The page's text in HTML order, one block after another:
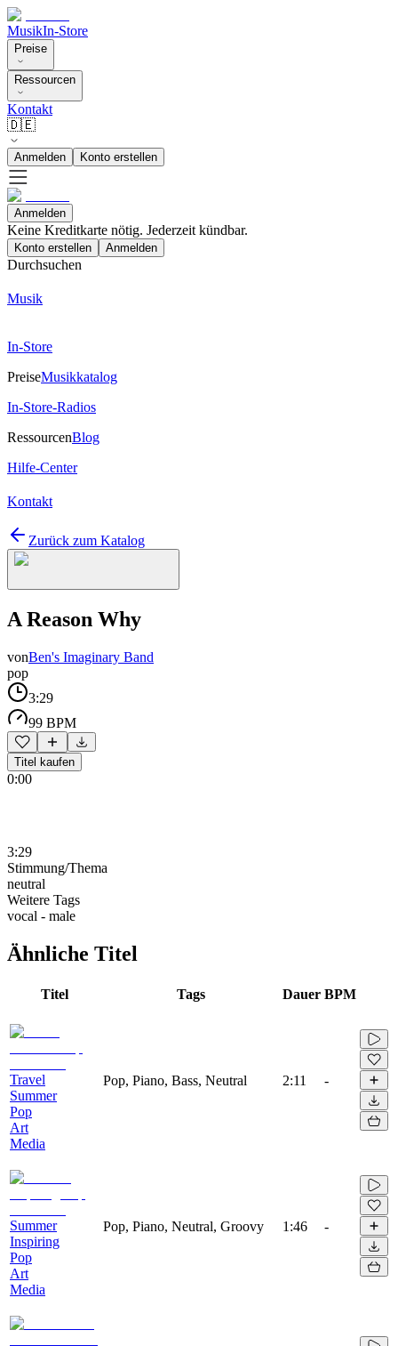
MusikIn-Store
Preise
Ressourcen
Kontakt
🇩🇪
Anmelden Konto erstellen
Anmelden
Keine Kreditkarte nötig. Jederzeit kündbar.
Konto erstellen Anmelden
Durchsuchen
Musik
In-Store
PreiseMusikkatalog
In-Store-Radios
RessourcenBlog
Hilfe-Center
Kontakt
Zurück zum Katalog
A Reason Why
vonBen's Imaginary Band
pop
3:29
99 BPM
Titel kaufen
0:00
3:29
Stimmung/Thema
neutral
Weitere Tags
vocal - male
Ähnliche Titel
Titel Tags Dauer BPM
Travel
Summer
Pop
Art
Media
Pop, Piano, Bass, Neutral 2:11 -
Summer
Inspiring
Pop
Art
Media
Pop, Piano, Neutral, Groovy 1:46 -